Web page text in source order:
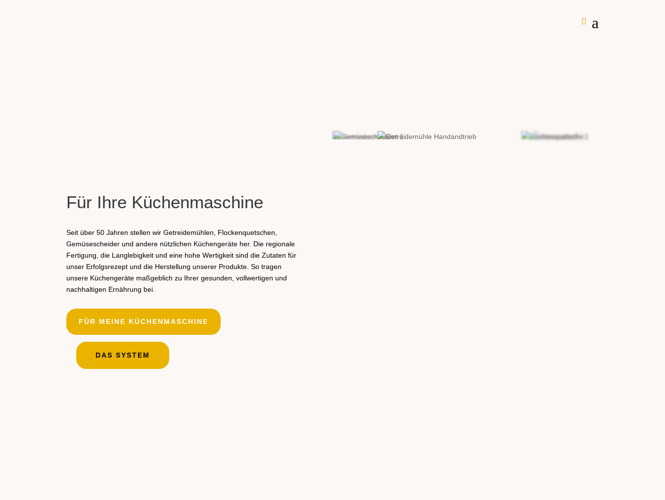
Für Ihre Küchenmaschine
Seit über 50 Jahren stellen wir Getreidemühlen, Flockenquetschen,
Gemüsescheider und andere nützlichen Küchengeräte her. Die regionale
Fertigung, die Langlebigkeit und eine hohe Wertigkeit sind die Zutaten für
unser Erfolgsrezept und die Herstellung unserer Produkte. So tragen
unsere Küchengeräte maßgeblich zu Ihrer gesunden, vollwertigen und
nachhaltigen Ernährung bei.
FÜR MEINE KÜCHENMASCHINE
DAS SYSTEM